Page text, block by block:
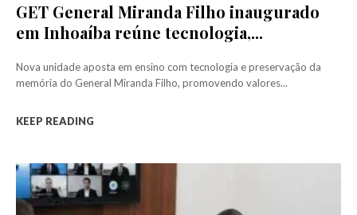
GET General Miranda Filho inaugurado
em Inhoaíba reúne tecnologia,...
Nova unidade aposta em ensino com tecnologia e preservação da
memória do General Miranda Filho, promovendo valores...
KEEP READING